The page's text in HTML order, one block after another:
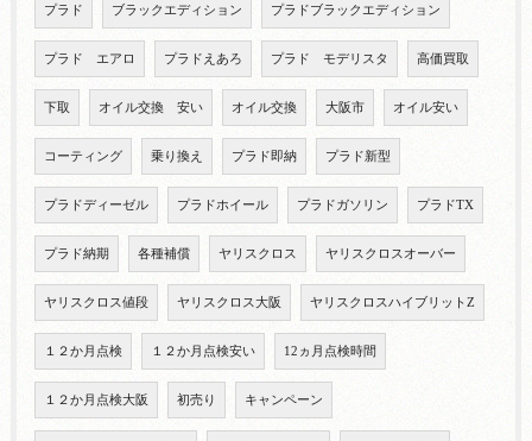
プラド ブラックエディション プラドブラックエディション
プラド エアロ プラドえあろ プラド モデリスタ 高価買取
下取 オイル交換 安い オイル交換 大阪市 オイル安い
コーティング 乗り換え プラド即納 プラド新型
プラドディーゼル プラドホイール プラドガソリン プラドTX
プラド納期 各種補償 ヤリスクロス ヤリスクロスオーバー
ヤリスクロス値段 ヤリスクロス大阪 ヤリスクロスハイブリットZ
１２か月点検 １２か月点検安い 12ヵ月点検時間
１２か月点検大阪 初売り キャンペーン